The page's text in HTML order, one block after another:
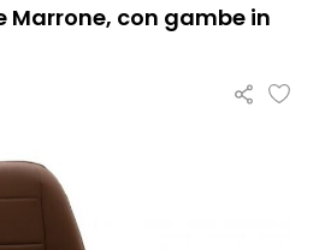
Marrone, con gambe in